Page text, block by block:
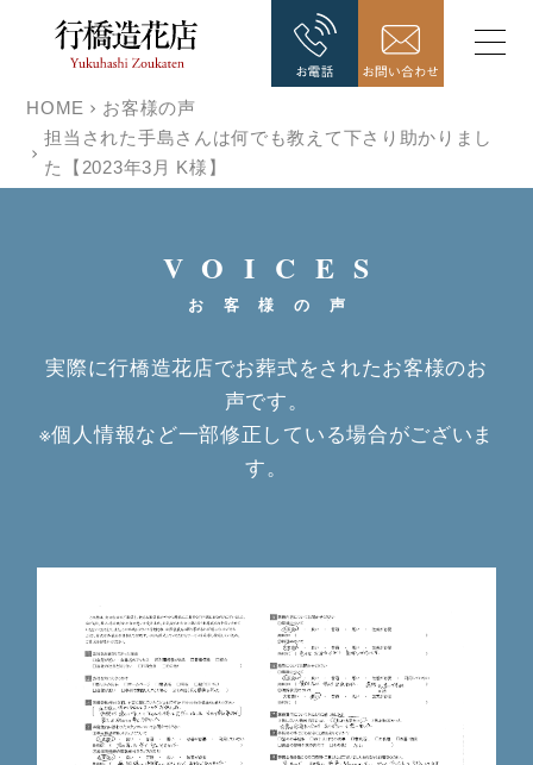
HOME
お客様の声
担当された手島さんは何でも教えて下さり助かりまし
た【2023年3月 K様】
VOICES
お客様の声
実際に行橋造花店でお葬式をされたお客様のお
声です。
※個人情報など一部修正している場合がございま
す。